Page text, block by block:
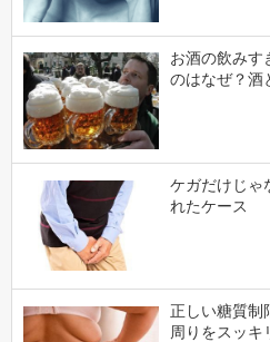
お酒の飲みす
のはなぜ？酒
ケガだけじゃ
れたケース
正しい糖質制
周りをスッキ